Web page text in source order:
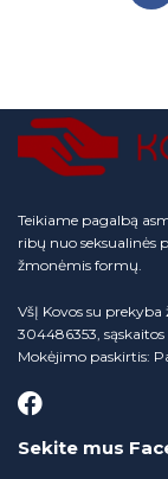
Teikiame pagalbą
ribų nuo seksualinės
žmonėmis formų.
VšĮ Kovos su
304486353, sąskaitos
Mokėjimo paskirtis:
Sekite mus